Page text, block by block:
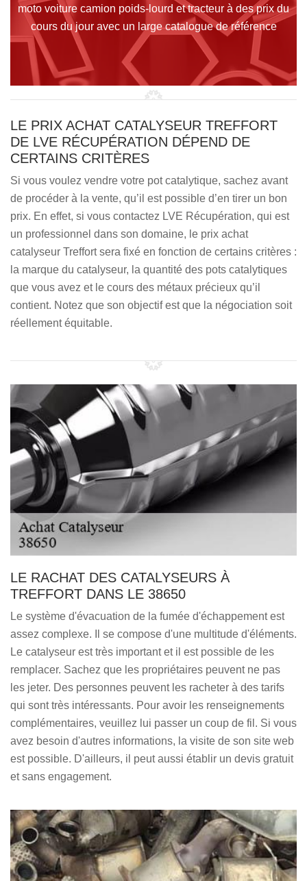
moto voiture camion poids-lourd et tracteur à des prix du
cours du jour avec un large catalogue de référence
LE PRIX ACHAT CATALYSEUR TREFFORT
DE LVE RÉCUPÉRATION DÉPEND DE
CERTAINS CRITÈRES
Si vous voulez vendre votre pot catalytique, sachez avant
de procéder à la vente, qu’il est possible d’en tirer un bon
prix. En effet, si vous contactez LVE Récupération, qui est
un professionnel dans son domaine, le prix achat
catalyseur Treffort sera fixé en fonction de certains critères :
la marque du catalyseur, la quantité des pots catalytiques
que vous avez et le cours des métaux précieux qu’il
contient. Notez que son objectif est que la négociation soit
réellement équitable.
LE RACHAT DES CATALYSEURS À
TREFFORT DANS LE 38650
Le système d'évacuation de la fumée d'échappement est
assez complexe. Il se compose d'une multitude d'éléments.
Le catalyseur est très important et il est possible de les
remplacer. Sachez que les propriétaires peuvent ne pas
les jeter. Des personnes peuvent les racheter à des tarifs
qui sont très intéressants. Pour avoir les renseignements
complémentaires, veuillez lui passer un coup de fil. Si vous
avez besoin d'autres informations, la visite de son site web
est possible. D'ailleurs, il peut aussi établir un devis gratuit
et sans engagement.